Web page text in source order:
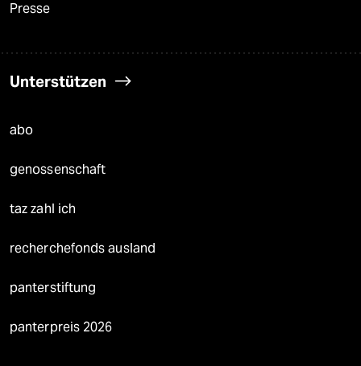
Presse
Unterstützen
abo
genossenschaft
taz zahl ich
recherchefonds ausland
panterstiftung
panterpreis 2026